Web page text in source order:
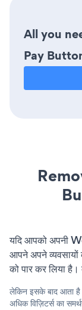
All you
Pay
यदि आपको अपनी
आपने अपने व्यवसायों
को पार कर लिया है।
लेकिन इसके बाद
अधिक विज़िटर्स का